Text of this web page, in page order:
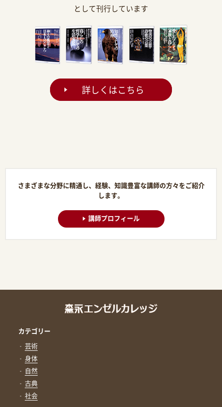
として刊行しています
詳しくはこちら
さまざまな分野に精通し、経験、知識豊富な講師の方々をご紹介
します。
講師プロフィール
カテゴリー
芸術
身体
自然
古典
社会